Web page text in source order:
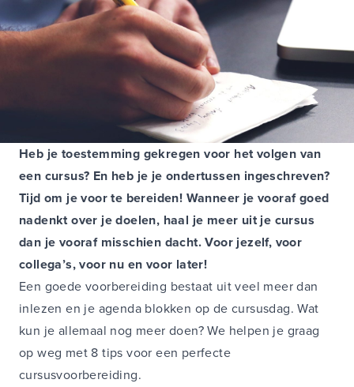
Heb je toestemming gekregen voor het volgen van
een cursus? En heb je je ondertussen ingeschreven?
Tijd om je voor te bereiden! Wanneer je vooraf goed
nadenkt over je doelen, haal je meer uit je cursus
dan je vooraf misschien dacht. Voor jezelf, voor
collega’s, voor nu en voor later!
Een goede voorbereiding bestaat uit veel meer dan
inlezen en je agenda blokken op de cursusdag. Wat
kun je allemaal nog meer doen? We helpen je graag
op weg met 8 tips voor een perfecte
cursusvoorbereiding.